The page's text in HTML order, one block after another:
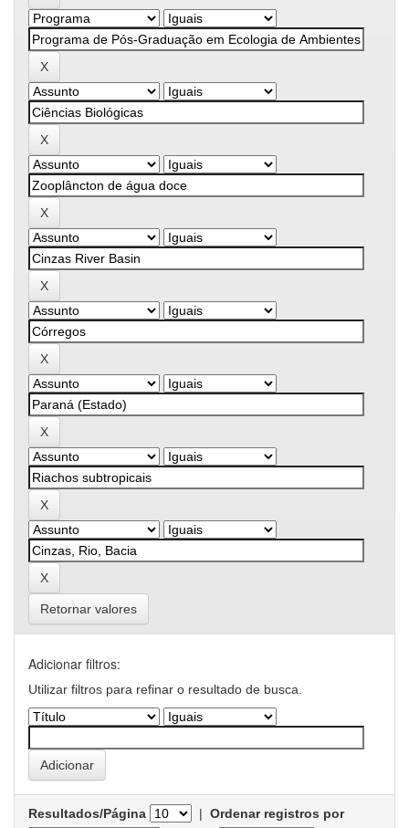
Retornar valores
Adicionar filtros:
Utilizar filtros para refinar o resultado de busca.
Resultados/Página | Ordenar registros por